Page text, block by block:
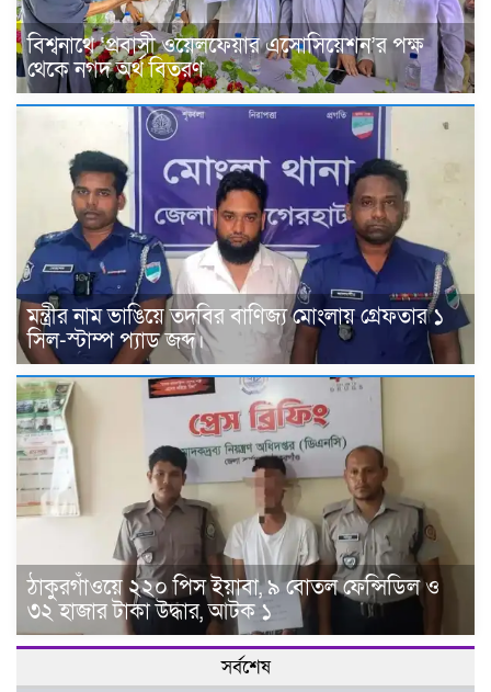
বিশ্বনাথে ‘প্রবাসী ওয়েলফেয়ার এসোসিয়েশন’র পক্ষ
থেকে নগদ অর্থ বিতরণ
মন্ত্রীর নাম ভাঙিয়ে তদবির বাণিজ্য মোংলায় গ্রেফতার ১
সিল-স্টাম্প প্যাড জব্দ।
ঠাকুরগাঁওয়ে ২২০ পিস ইয়াবা, ৯ বোতল ফেন্সিডিল ও
৩২ হাজার টাকা উদ্ধার, আটক ১
সর্বশেষ